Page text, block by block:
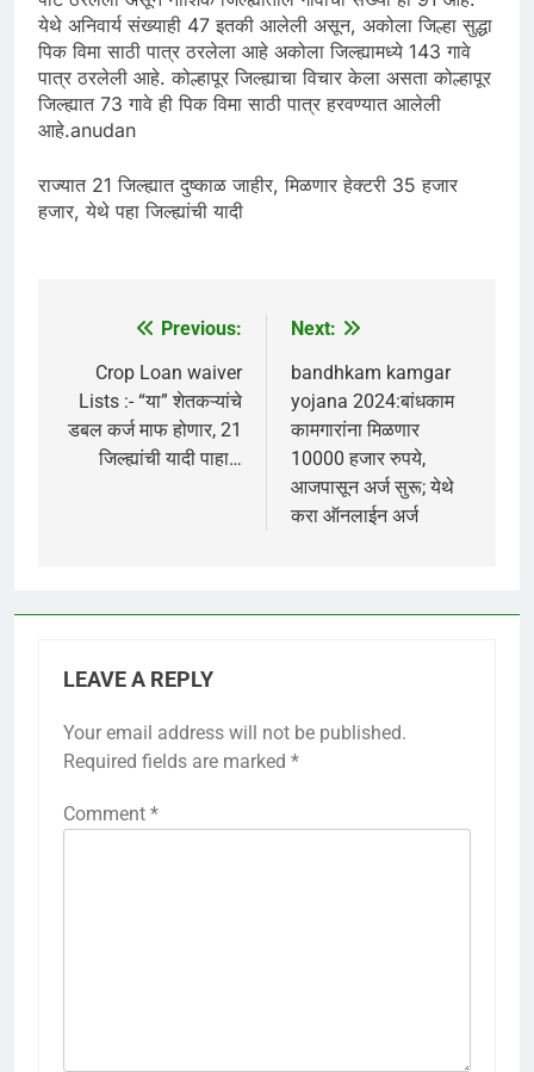
येथे अनिवार्य संख्याही 47 इतकी आलेली असून, अकोला जिल्हा सुद्धा
पिक विमा साठी पात्र ठरलेला आहे अकोला जिल्ह्यामध्ये 143 गावे
पात्र ठरलेली आहे. कोल्हापूर जिल्ह्याचा विचार केला असता कोल्हापूर
जिल्ह्यात 73 गावे ही पिक विमा साठी पात्र हरवण्यात आलेली
आहे.anudan
राज्यात 21 जिल्ह्यात दुष्काळ जाहीर, मिळणार हेक्टरी 35 हजार
हजार, येथे पहा जिल्ह्यांची यादी
navigation
Previous:
Crop Loan waiver
Lists :- “या” शेतकऱ्यांचे
डबल कर्ज माफ होणार, 21
जिल्ह्यांची यादी पाहा…
Next:
bandhkam kamgar
yojana 2024:बांधकाम
कामगारांना मिळणार
10000 हजार रुपये,
आजपासून अर्ज सुरू; येथे
करा ऑनलाईन अर्ज
LEAVE A REPLY
Your email address will not be published.
Required fields are marked *
Comment *